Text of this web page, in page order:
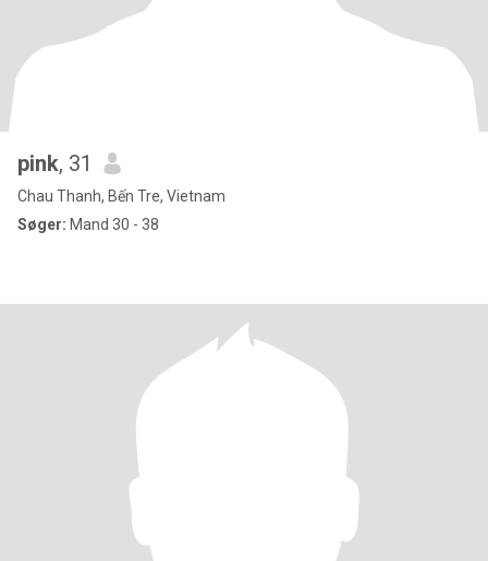
pink, 31
Chau Thanh, Bến Tre, Vietnam
Søger: Mand 30 - 38